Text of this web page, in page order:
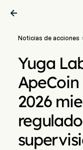

Noticias de acciones 
Yuga
2026